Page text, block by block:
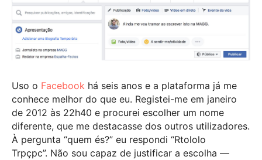
Uso o Facebook há seis anos e a plataforma já me
conhece melhor do que eu. Registei-me em janeiro
de 2012 às 22h40 e procurei escolher um nome
diferente, que me destacasse dos outros utilizadores.
À pergunta “quem és?” eu respondi “Rtololo
Trpçpc”. Não sou capaz de justificar a escolha —